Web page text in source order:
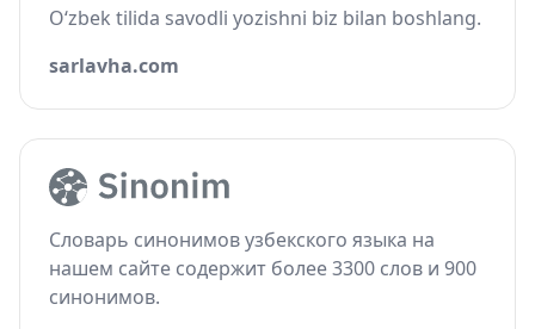
O‘zbek tilida savodli yozishni biz bilan boshlang.
sarlavha.com
Словарь синонимов узбекского языка на
нашем сайте содержит более 3300 слов и 900
синонимов.